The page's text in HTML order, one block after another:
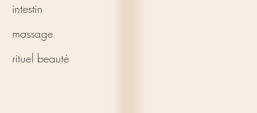
intestin
massage
rituel beauté